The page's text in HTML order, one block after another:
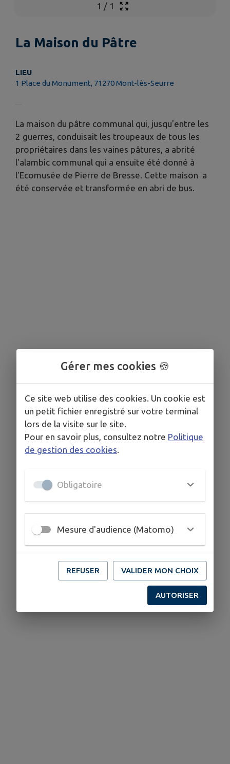
1 / 1
La Maison du Pâtre
LIEU
1 Place du Monument, 71270 Mont-lès-Seurre
La maison du pâtre communal qui, jusqu'entre les
2 guerres, conduisait les troupeaux de tous les
propriétaires dans les vaines pâtures, a abrité
l'alambic communal qui a ensuite été donné à
l'Ecomusée de Pierre de Bresse. Cette maison a
été conservée et transformée en abri de bus.
Gérer mes cookies 🍪
Ce site web utilise des cookies. Un cookie est
un petit fichier enregistré sur votre terminal
lors de la visite sur le site.
Pour en savoir plus, consultez notre Politique
de gestion des cookies
Obligatoire
Mesure d'audience (Matomo)
REFUSER VALIDER MON CHOIX
AUTORISER